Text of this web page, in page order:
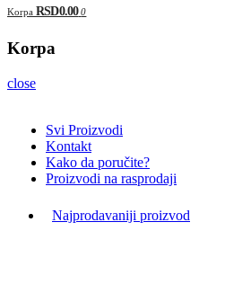
Korpa RSD0.00 0
Korpa
close
Svi Proizvodi
Kontakt
Kako da poručite?
Proizvodi na rasprodaji
Najprodavaniji proizvod